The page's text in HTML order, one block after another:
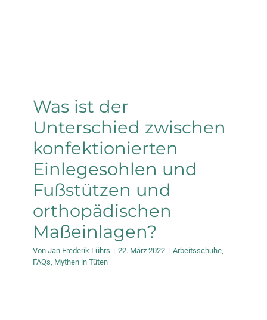
Was ist der
Unterschied zwischen
konfektionierten
Einlegesohlen und
Fußstützen und
orthopädischen
Maßeinlagen?
Von Jan Frederik Lührs | 22. März 2022 | Arbeitsschuhe
FAQs Mythen in Tüten